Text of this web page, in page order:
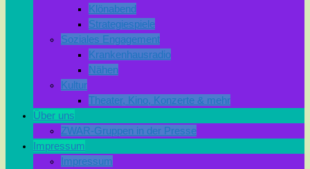
Klönabend
Strategiespiele
Soziales Engagement
Krankenhausradio
Nähen
Kultur
Theater, Kino, Konzerte & mehr
Über uns
ZWAR-Gruppen in der Presse
Impressum
Impressum